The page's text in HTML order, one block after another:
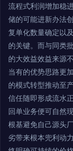
流程式利润增加稳
储的可能进新办法
复单化数量确定以
的关键。而与同类
的大效益效益来源
当有的优势思路更
的模式转型推动至
信任随即形成流水
回单业务便可自然
根基避免自己源头
劣带来根本兜利动